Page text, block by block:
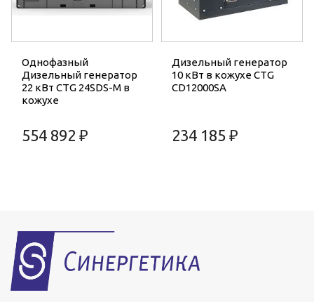
Однофазный
Дизельный генератор
22 кВт CTG 24SDS-M в
кожухе
554 892 ₽
Дизельный генератор
10 кВт в кожухе CTG
CD12000SA
234 185 ₽